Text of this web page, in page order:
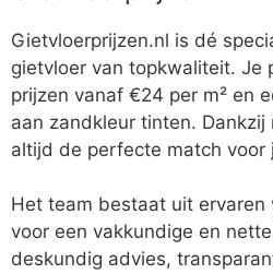
Gietvloerprijzen.nl is dé
gietvloer van topkwaliteit. Je
prijzen vanaf €24 per m² en
aan zandkleur tinten.
altijd de perfecte match voor
Het team bestaat uit ervaren
voor een vakkundige en
deskundig advies,